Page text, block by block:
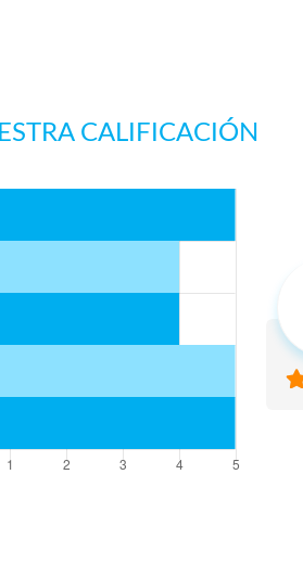
CALIFICACIÓN
viajar? Costos y beneficios